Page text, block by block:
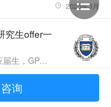
2025年3月
究生offer一
西交利物浦大学，精算，应届生，GPA93，雅思7.0
2025年3月
硕士研究生
询